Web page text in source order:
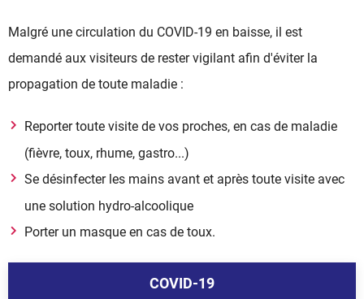
Malgré une circulation du COVID-19 en baisse, il est
demandé aux visiteurs de rester vigilant afin d'éviter la
propagation de toute maladie :
Reporter toute visite de vos proches, en cas de maladie
(fièvre, toux, rhume, gastro...)
Se désinfecter les mains avant et après toute visite avec
une solution hydro-alcoolique
Porter un masque en cas de toux.
COVID-19